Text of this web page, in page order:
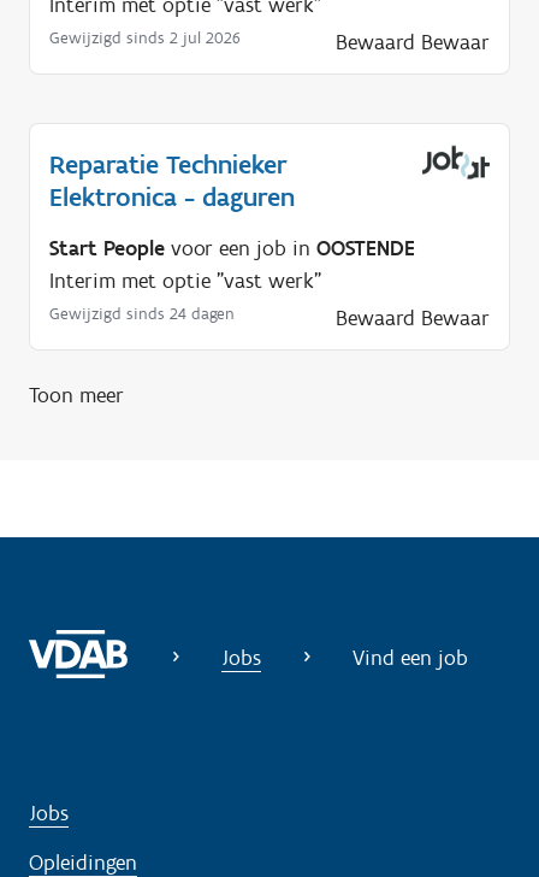
o
?
Gewijzigd sinds 2 jul 2026 Bewaard Bewaar
Reparatie Technieker
Elektronica - daguren
Start People voor een job in OOSTENDE
Interim met optie "vast werk"
Gewijzigd sinds 24 dagen Bewaard Bewaar
Toon meer
Jobs Vind een job
Jobs
Opleidingen